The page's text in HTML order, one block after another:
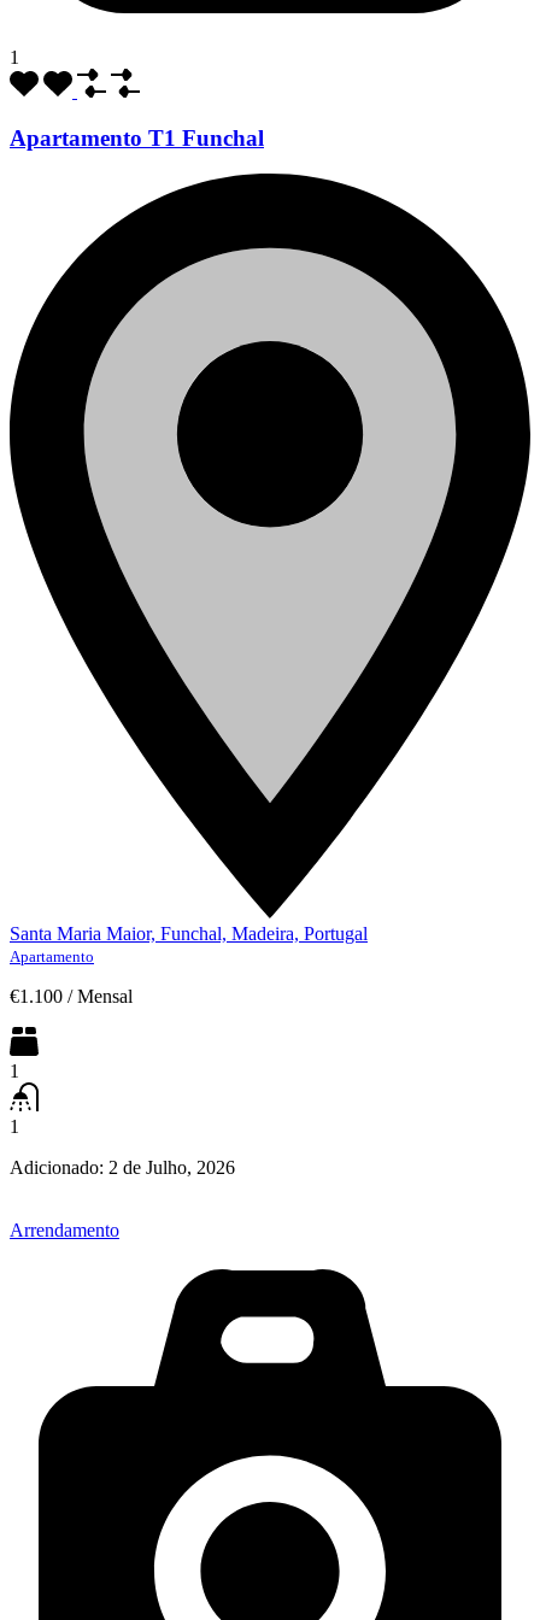
1
Apartamento T1 Funchal
Santa Maria Maior, Funchal, Madeira, Portugal
Apartamento
€1.100 / Mensal
1
1
Adicionado: 2 de Julho, 2026
Arrendamento